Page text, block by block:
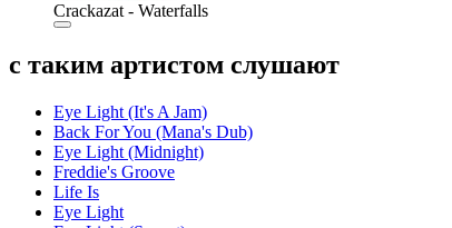
Crackazat - Waterfalls
с таким артистом слушают
Eye Light (It's A Jam)
Back For You (Mana's Dub)
Eye Light (Midnight)
Freddie's Groove
Life Is
Eye Light